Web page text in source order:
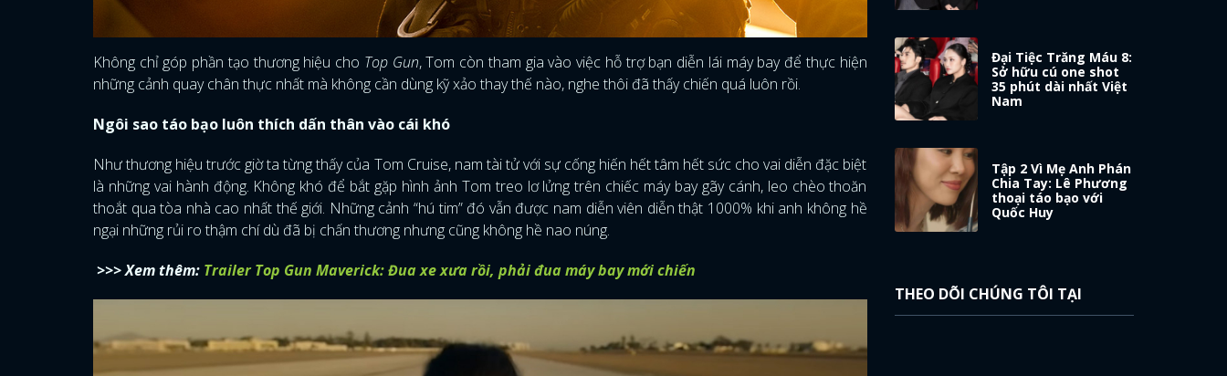
Không chỉ góp phần tạo thương hiệu cho Top Gun, Tom còn tham gia vào việc hỗ trợ bạn diễn lái máy bay để thực hiện
những cảnh quay chân thực nhất mà không cần dùng kỹ xảo thay thế nào, nghe thôi đã thấy chiến quá luôn rồi.
Ngôi sao táo bạo luôn thích dấn thân vào cái khó
Như thương hiệu trước giờ ta từng thấy của Tom Cruise, nam tài tử với sự cống hiến hết tâm hết sức cho vai diễn đặc biệt
là những vai hành động. Không khó để bắt gặp hình ảnh Tom treo lơ lửng trên chiếc máy bay gãy cánh, leo chèo thoăn
thoắt qua tòa nhà cao nhất thế giới. Những cảnh “hú tim” đó vẫn được nam diễn viên diễn thật 1000% khi anh không hề
ngại những rủi ro thậm chí dù đã bị chấn thương nhưng cũng không hề nao núng.
>>> Xem thêm: Trailer Top Gun Maverick: Đua xe xưa rồi, phải đua máy bay mới chiến
Đại Tiệc Trăng Máu 8:
Sở hữu cú one shot
35 phút dài nhất Việt
Nam
Tập 2 Vì Mẹ Anh Phán
Chia Tay: Lê Phương
thoại táo bạo với
Quốc Huy
THEO DÕI CHÚNG TÔI TẠI